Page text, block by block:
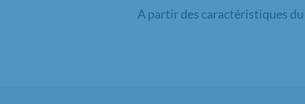
A partir des caractéristiques du